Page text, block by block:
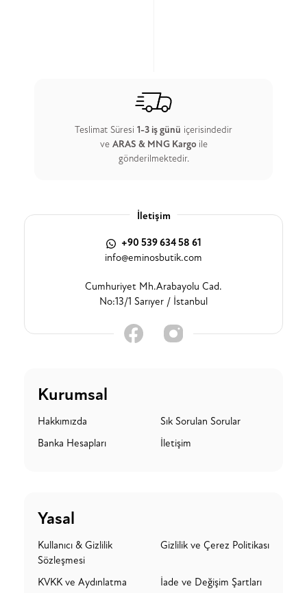
Teslimat Süresi 1-3 iş günü içerisindedir
ve ARAS & MNG Kargo ile
gönderilmektedir.
İletişim
+90 539 634 58 61
info@eminosbutik.com
Cumhuriyet Mh.Arabayolu Cad.
No:13/1 Sarıyer / İstanbul
Kurumsal
Hakkımızda
Sık Sorulan Sorular
Banka Hesapları
İletişim
Yasal
Kullanıcı & Gizlilik
Sözleşmesi
Gizlilik ve Çerez Politikası
KVKK ve Aydınlatma
İade ve Değişim Şartları